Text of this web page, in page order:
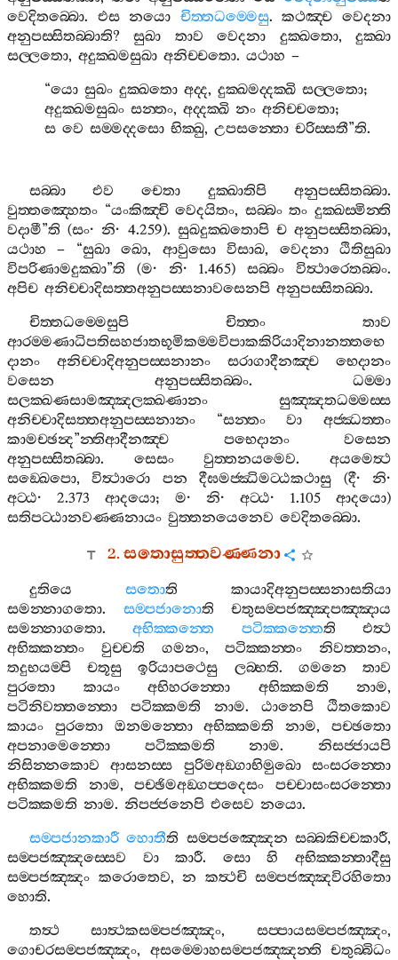
වෙදිතබ‍්බො. එස නයො චිත‍්තධම‍්මෙසු.කථඤ‍්ච වෙදනා
අනුපස‍්සිතබ‍්බාති?සුඛා තාව වෙදනා දුක‍්ඛතො,දුක‍්ඛා
සල‍්ලතො, අදුක‍්ඛමසුඛා අනිච‍්චතො. යථාහ –
“යො සුඛං දුක‍්ඛතො අද‍්ද,දුක‍්ඛමද‍්දක‍්ඛි සල‍්ලතො;
අදුක‍්ඛමසුඛං සන‍්තං,අද‍්දක‍්ඛි නං අනිච‍්චතො;
ස වෙ සම‍්මද‍්දසො භික‍්ඛු,උපසන‍්තො චරිස‍්සතී”ති.
සබ‍්බා එව චෙතා දුක‍්ඛාතිපි අනුපස‍්සිතබ‍්බා.
වුත‍්තඤ‍්හෙතං “යංකිඤ‍්චි වෙදයිතං, සබ‍්බං තං දුක‍්ඛස‍්මින‍්ති
වදාමී”ති (සං·නි· 4.259). සුඛදුක‍්ඛතොපි ච අනුපස‍්සිතබ‍්බා,
යථාහ – “සුඛා ඛො, ආවුසො විසාඛ, වෙදනා
ඨිතිසුඛා
විපරිණාමදුක‍්ඛා”ති (ම· නි· 1.465)සබ‍්බං විත්‍ථාරෙතබ‍්බං.
අපිච අනිච‍්චාදිසත‍්තඅනුපස‍්සනාවසෙනපි අනුපස‍්සිතබ‍්බා.
චිත‍්තධම‍්මෙසුපි
චිත‍්තං
තාව
ආරම‍්මණාධිපතිසහජාතභූමිකම‍්මවිපාකකිරියාදිනානත‍්තභෙ
දානං
අනිච‍්චාදිඅනුපස‍්සනානං සරාගාදීනඤ‍්ච
භෙදානං
වසෙන
අනුපස‍්සිතබ‍්බං. ධම‍්මා
සලක‍්ඛණසාමඤ‍්ඤලක‍්ඛණානං
සුඤ‍්ඤතධම‍්මස‍්ස
අනිච‍්චාදිසත‍්තඅනුපස‍්සනානං “සන‍්තං වා
අජ‍්ඣත‍්තං
කාමච‍්ඡන්‍ද”න‍්තිආදීනඤ‍්ච පභෙදානං
වසෙන
අනුපස‍්සිතබ‍්බා. සෙසං වුත‍්තනයමෙව.අයමෙත්‍ථ
සඞ‍්ඛෙපො,විත්‍ථාරො පන දීඝමජ‍්ඣිමට‍්ඨකථාසු (දී·නි·
අට‍්ඨ· 2.373 ආදයො; ම· නි· අට‍්ඨ· 1.105 ආදයො)
සතිපට‍්ඨානවණ‍්ණනායං වුත‍්තනයෙනෙව වෙදිතබ‍්බො.
2.සතොසුත‍්තවණ‍්ණනා
දුතියෙ සතොති
කායාදිඅනුපස‍්සනාසතියා
සමන‍්නාගතො. සම‍්පජානොති
චතුසම‍්පජඤ‍්ඤපඤ‍්ඤාය
සමන‍්නාගතො.අභික‍්කන‍්තෙ පටික‍්කන‍්තෙති
එත්‍ථ
අභික‍්කන‍්තං
වුච‍්චති ගමනං,පටික‍්කන‍්තං නිවත‍්තනං,
තදුභයම‍්පි
චතූසු ඉරියාපථෙසු ලබ‍්භති. ගමනෙ
තාව
පුරතො
කායං අභිහරන‍්තො අභික‍්කමති නාම,
පටිනිවත‍්තන‍්තො
පටික‍්කමති නාම.ඨානෙපි
ඨිතකොව
කායං
පුරතො ඔනමන‍්තො අභික‍්කමති නාම,පච‍්ඡතො
අපනාමෙන‍්තො
පටික‍්කමති නාම.නිසජ‍්ජායපි
නිසින‍්නකොව
ආසනස‍්ස පුරිමඅඞ‍්ගාභිමුඛො
සංසරන‍්තො
අභික‍්කමති
නාම,පච‍්ඡිමඅඞ‍්ගප‍්පදෙසං
පච‍්චාසංසරන‍්තො
පටික‍්කමති නාම. නිපජ‍්ජනෙපි එසෙව නයො.
සම‍්පජානකාරී හොතීති සම‍්පජඤ‍්ඤෙන සබ‍්බකිච‍්චකාරී,
සම‍්පජඤ‍්ඤස‍්සෙව
වා කාරී. සො හි
අභික‍්කන‍්තාදීසු
සම‍්පජඤ‍්ඤං කරොතෙව, න කත්‍ථචි සම‍්පජඤ‍්ඤවිරහිතො
හොති.
තත්‍ථ
සාත්‍ථකසම‍්පජඤ‍්ඤං, සප‍්පායසම‍්පජඤ‍්ඤං,
ගොචරසම‍්පජඤ‍්ඤං, අසම‍්මොහසම‍්පජඤ‍්ඤන‍්ති චතුබ‍්බිධං